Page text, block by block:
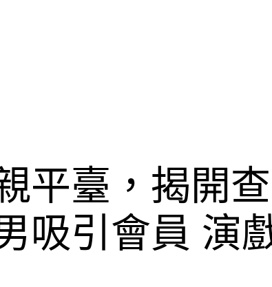
平臺，揭開
引會員 演